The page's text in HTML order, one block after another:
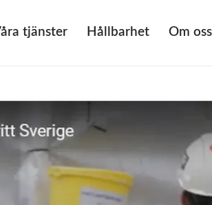
tjänster Hållbarhet Om oss